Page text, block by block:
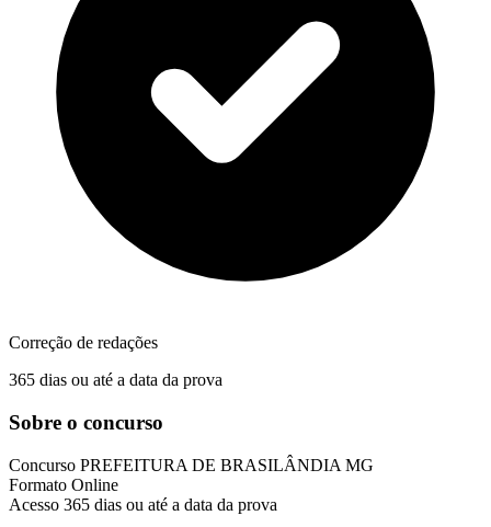
Correção de redações
365 dias ou até a data da prova
Sobre o concurso
Concurso PREFEITURA DE BRASILÂNDIA MG
Formato Online
Acesso 365 dias ou até a data da prova